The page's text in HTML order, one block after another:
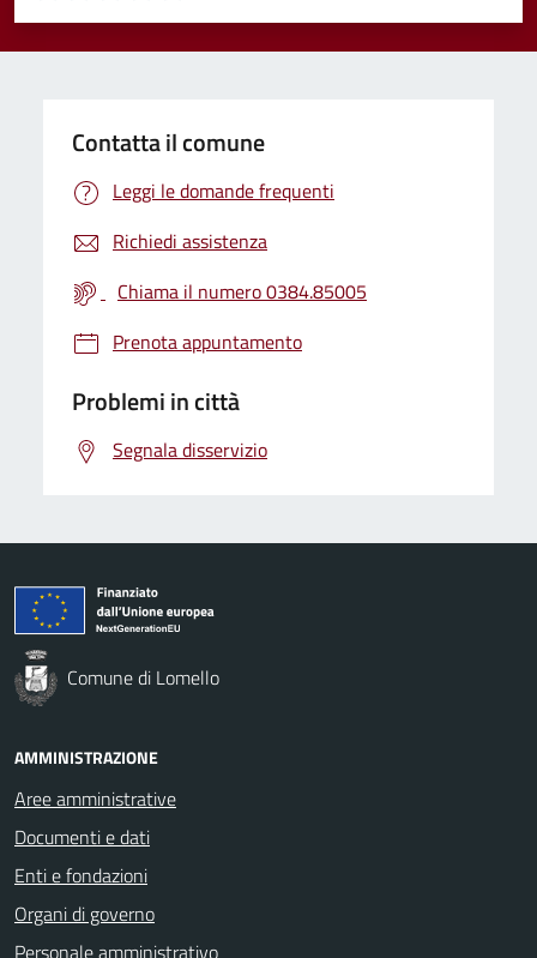
Valuta 5 stelle su 5
Valuta 4 stelle su 5
Valuta 3 stelle su 5
Valuta 2 stelle su 5
Valuta 1 stelle su 5
Contatta il comune
Leggi le domande frequenti
Richiedi assistenza
Chiama il numero 0384.85005
Prenota appuntamento
Problemi in città
Segnala disservizio
Comune di Lomello
AMMINISTRAZIONE
Aree amministrative
Documenti e dati
Enti e fondazioni
Organi di governo
Personale amministrativo